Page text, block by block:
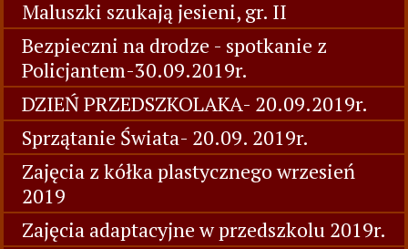
Maluszki szukają jesieni, gr. II
Bezpieczni na drodze - spotkanie z
Policjantem-30.09.2019r.
DZIEŃ PRZEDSZKOLAKA- 20.09.2019r.
Sprzątanie Świata- 20.09. 2019r.
Zajęcia z kółka plastycznego wrzesień
2019
Zajęcia adaptacyjne w przedszkolu 2019r.